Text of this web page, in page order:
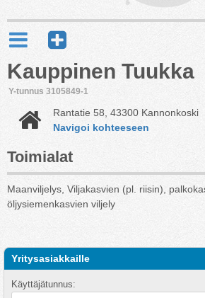
Kauppinen Tuukka
Y-tunnus 3105849-1
Rantatie 58, 43300 Kannonkoski
Navigoi kohteeseen
Toimialat
Maanviljelys, Viljakasvien (pl. riisin),
öljysiemenkasvien viljely
Yritysasiakkaille
Käyttäjätunnus: